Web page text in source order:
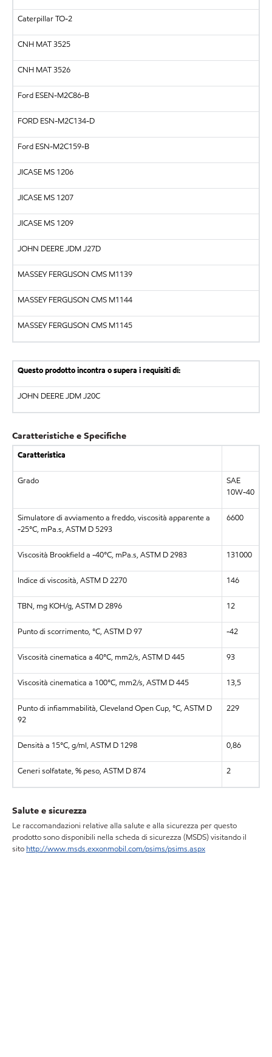
Caterpillar TO-2
CNH MAT 3525
CNH MAT 3526
Ford ESEN-M2C86-B
FORD ESN-M2C134-D
Ford ESN-M2C159-B
JICASE MS 1206
JICASE MS 1207
JICASE MS 1209
JOHN DEERE JDM J27D
MASSEY FERGUSON CMS M1139
MASSEY FERGUSON CMS M1144
MASSEY FERGUSON CMS M1145
Questo prodotto incontra o supera i requisiti di:
JOHN DEERE JDM J20C
Caratteristiche e Specifiche
Caratteristica
Grado
SAE
10W-40
Simulatore di avviamento a freddo, viscosità apparente a
-25°C, mPa.s, ASTM D 5293
6600
Viscosità Brookfield a -40°C, mPa.s, ASTM D 2983 131000
Indice di viscosità, ASTM D 2270 146
TBN, mg KOH/g, ASTM D 2896 12
Punto di scorrimento, °C, ASTM D 97 -42
Viscosità cinematica a 40°C, mm2/s, ASTM D 445 93
Viscosità cinematica a 100°C, mm2/s, ASTM D 445 13,5
Punto di infiammabilità, Cleveland Open Cup, °C, ASTM D
92
229
Densità a 15°C, g/ml, ASTM D 1298 0,86
Ceneri solfatate, % peso, ASTM D 874 2
Salute e sicurezza
Le raccomandazioni relative alla salute e alla sicurezza per questo
prodotto sono disponibili nella scheda di sicurezza (MSDS) visitando il
sito http://www.msds.exxonmobil.com/psims/psims.aspx